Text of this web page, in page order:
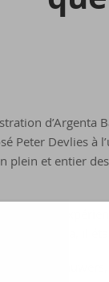
d’Argenta
Peter Devlies à
plein et entier
Avant cela, il
à Marc